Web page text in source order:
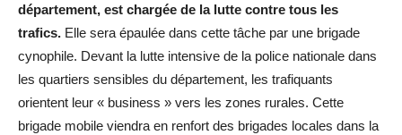
département, est chargée de la lutte contre tous les
trafics. Elle sera épaulée dans cette tâche par une brigade
cynophile. Devant la lutte intensive de la police nationale dans
les quartiers sensibles du département, les trafiquants
orientent leur « business » vers les zones rurales. Cette
brigade mobile viendra en renfort des brigades locales dans la